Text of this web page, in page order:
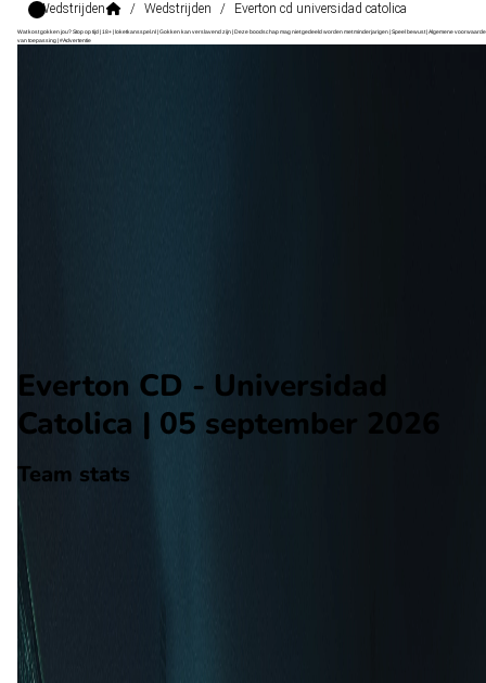
Wedstrijden / Wedstrijden / Everton cd universidad catolica
Wat kost gokken jou? Stop op tijd | 18+ | loketkansspel.nl | Gokken kan verslavend zijn | Deze boodschap mag niet gedeeld worden met minderjarigen | Speel bewust | Algemene
van toepassing | #Advertentie
Everton CD - Universidad
Catolica | 05 september 2026
Team stats
Everton CD
Everton CD
Universidad Catolica
Universidad Catolica
23 aantal goals
6gewonnen